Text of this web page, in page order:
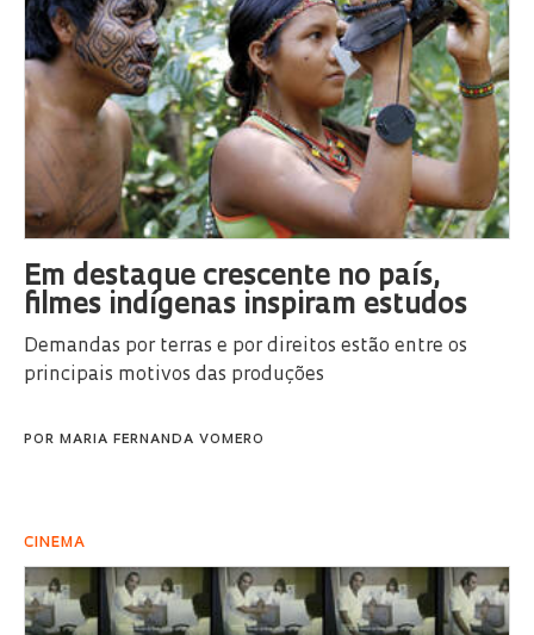
Em destaque crescente no país,
filmes indígenas inspiram estudos
Demandas por terras e por direitos estão entre os
principais motivos das produções
POR MARIA FERNANDA VOMERO
CINEMA